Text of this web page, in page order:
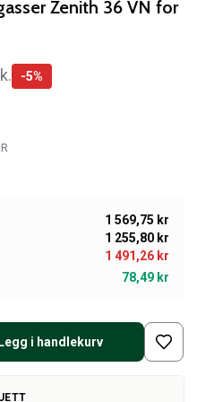
Zenith 36 VN for
-5%
1 569,75 kr
1 255,80 kr
1 491,26 kr
78,49 kr
Legg i handlekurv